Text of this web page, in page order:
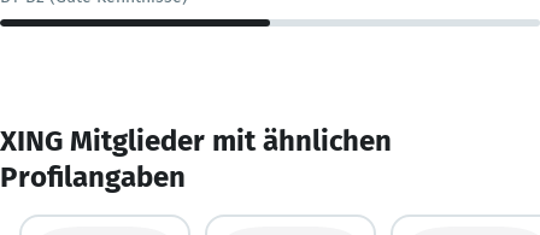
XING Mitglieder mit ähnlichen
Profilangaben